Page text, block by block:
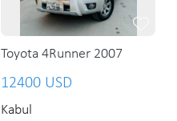
Toyota 4Runner 2007
12400 USD
Kabul